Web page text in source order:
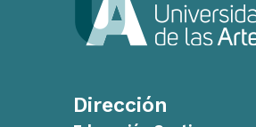
Dirección